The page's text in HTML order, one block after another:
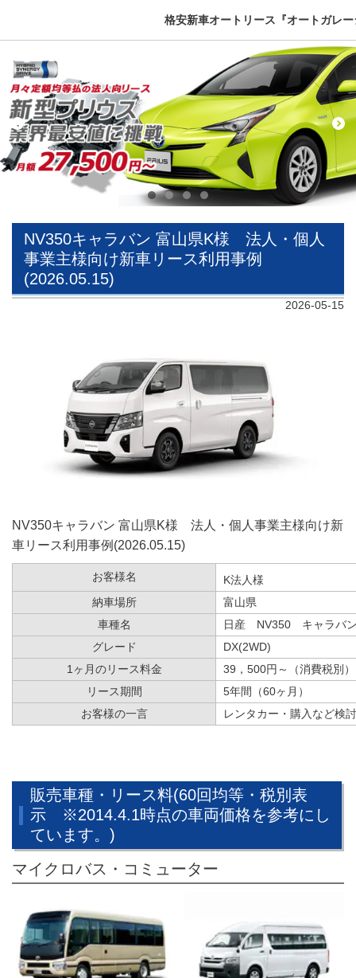
格安新車オートリース『オートガレ
NV350​キャラバン 富山県K様 法人・個人
事業主様向け新車リース利用事例
(2026.05.15)
2026-05-15
NV350​キャラバン 富山県K様 法人・個人事業主様向け新
車リース利用事例(2026.05.15)
お客様名
K法人様
納車場所
富山県
車種名
日産 NV350 キャラバ
グレード
DX(2WD)
1ヶ月のリース料金
39，500円～（消費税別）
リース期間
5年間（60ヶ月）
お客様の一言
レンタカー・購入など検
販売車種・リース料(60回均等・税別表
示 ※2014.4.1時点の車両価格を参考にし
ています。)
マイクロバス・コミューター